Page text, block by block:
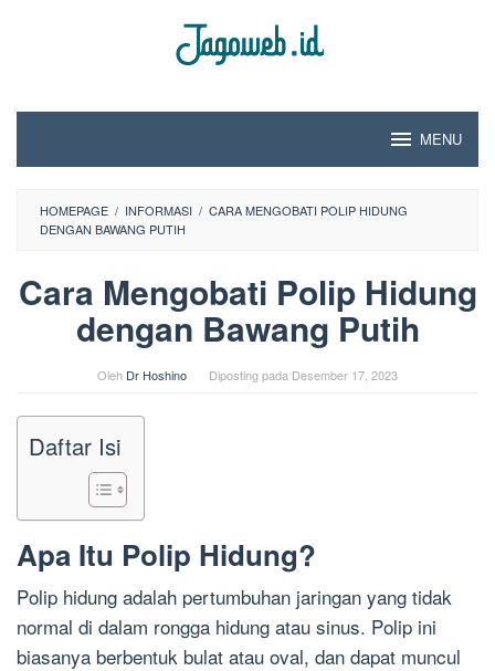
MENU
HOMEPAGE / INFORMASI / CARA MENGOBATI POLIP HIDUNG
DENGAN BAWANG PUTIH
Cara Mengobati Polip Hidung
dengan Bawang Putih
Oleh Dr Hoshino Diposting pada Desember 17, 2023
Daftar Isi
Apa Itu Polip Hidung?
Polip hidung adalah pertumbuhan jaringan yang tidak
normal di dalam rongga hidung atau sinus. Polip ini
biasanya berbentuk bulat atau oval, dan dapat muncul